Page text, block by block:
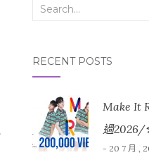
Search for:
RECENT POSTS
Make It
過2026/
- 20 7 月 ,